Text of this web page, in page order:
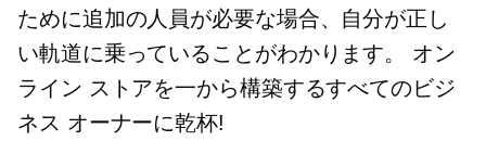
ために追加の人員が必要な場合、自分が正し
い軌道に乗っていることがわかります。 オン
ライン ストアを一から構築するすべてのビジ
ネス オーナーに乾杯!